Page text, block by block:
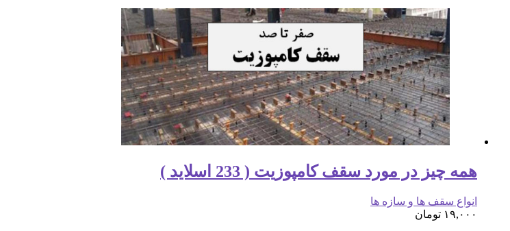
همه چیز در مورد سقف کامپوزیت ( 233 اسلاید )
انواع سقف ها و سازه ها
۱۹,۰۰۰ تومان